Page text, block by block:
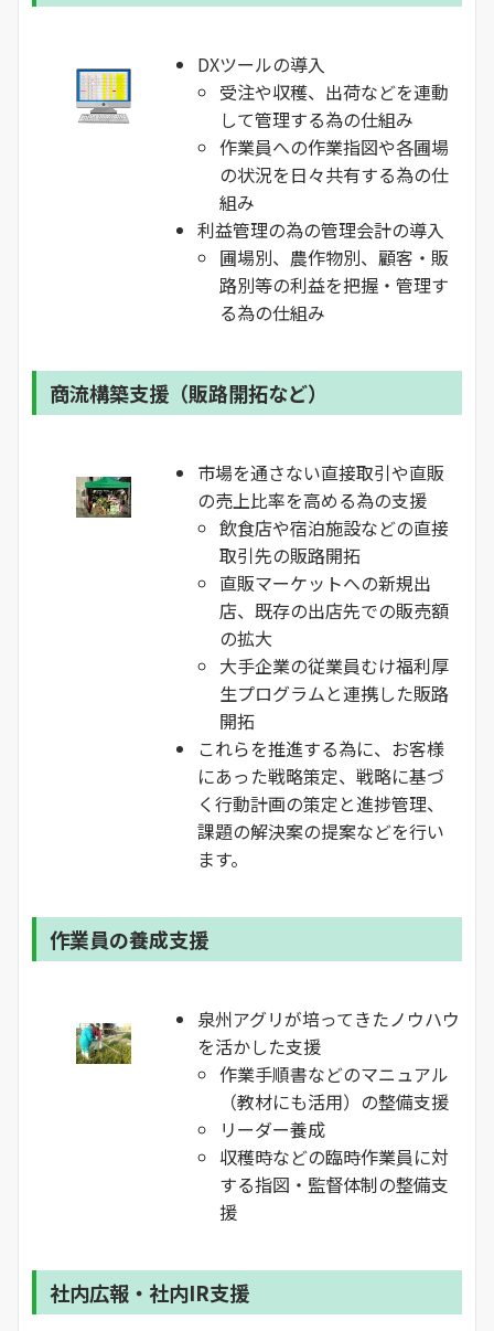
DXツールの導入
受注や収穫、出荷などを連動
して管理する為の仕組み
作業員への作業指図や各圃場
の状況を日々共有する為の仕
組み
利益管理の為の管理会計の導入
圃場別、農作物別、顧客・販
路別等の利益を把握・管理す
る為の仕組み
商流構築支援（販路開拓など）
市場を通さない直接取引や直販
の売上比率を高める為の支援
飲食店や宿泊施設などの直接
取引先の販路開拓
直販マーケットへの新規出
店、既存の出店先での販売額
の拡大
大手企業の従業員むけ福利厚
生プログラムと連携した販路
開拓
これらを推進する為に、お客様
にあった戦略策定、戦略に基づ
く行動計画の策定と進捗管理、
課題の解決案の提案などを行い
ます。
作業員の養成支援
泉州アグリが培ってきたノウハウ
を活かした支援
作業手順書などのマニュアル
（教材にも活用）の整備支援
リーダー養成
収穫時などの臨時作業員に対
する指図・監督体制の整備支
援
社内広報・社内IR支援